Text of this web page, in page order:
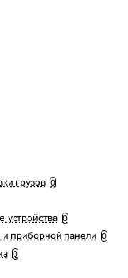
грузов 0
устройства 0
приборной панели 0
0